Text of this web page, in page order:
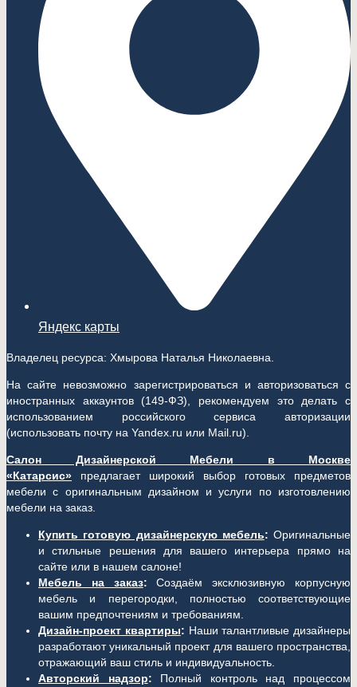
Яндекс карты
Владелец ресурса: Хмырова Наталья Николаевна.
На сайте невозможно зарегистрироваться и авторизоваться с
иностранных аккаунтов (149-ФЗ), рекомендуем это делать с
использованием российского сервиса авторизации
(использовать почту на Yandex.ru или Mail.ru).
Салон Дизайнерской Мебели в Москве
«Катарсис»
предлагает широкий выбор готовых предметов
мебели с оригинальным дизайном и услуги по изготовлению
мебели на заказ.
Купить готовую дизайнерскую мебель: Оригинальные
и стильные решения для вашего интерьера прямо на
сайте или в нашем салоне!
Мебель на заказ: Создаём эксклюзивную корпусную
мебель и перегородки, полностью соответствующие
вашим предпочтениям и требованиям.
Дизайн-проект квартиры: Наши талантливые дизайнеры
разработают уникальный проект для вашего пространства,
отражающий ваш стиль и индивидуальность.
Авторский надзор: Полный контроль над процессом